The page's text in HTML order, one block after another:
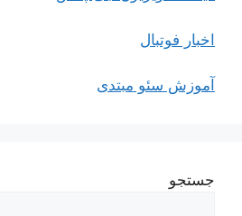
اخبار فوتبال
آموزش سئو مبتدی
جستجو